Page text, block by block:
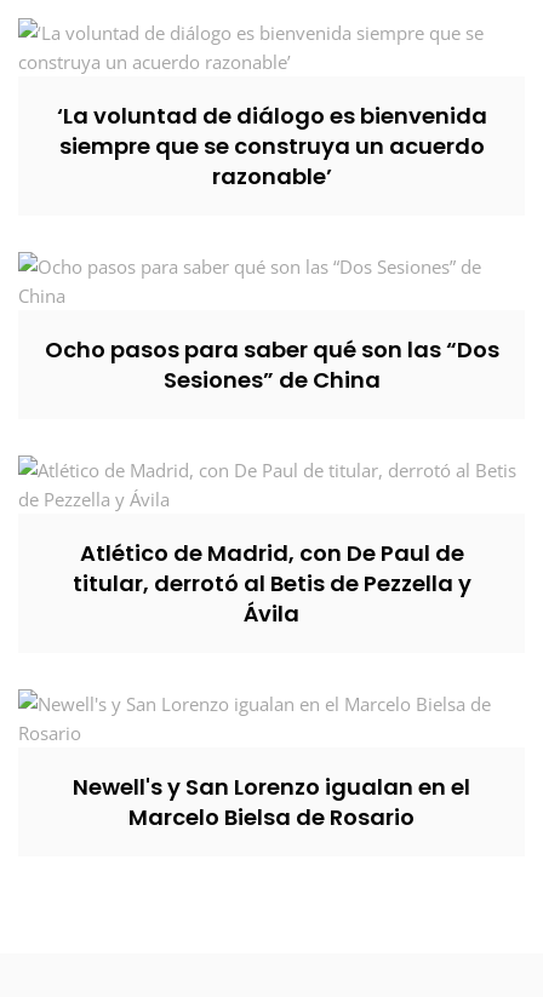
‘La voluntad de diálogo es bienvenida
siempre que se construya un acuerdo
razonable’
Ocho pasos para saber qué son las “Dos
Sesiones” de China
Atlético de Madrid, con De Paul de
titular, derrotó al Betis de Pezzella y
Ávila
Newell's y San Lorenzo igualan en el
Marcelo Bielsa de Rosario